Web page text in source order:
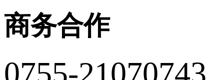
商务合作